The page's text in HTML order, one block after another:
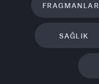
FRAGMANLAR
SAĞLIK